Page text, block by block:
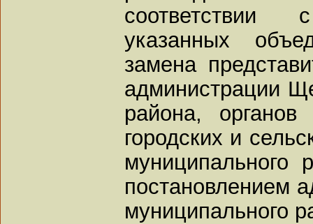
указанных
замена
администрации
района, органов
городских и
муниципального
постановлением
муниципального